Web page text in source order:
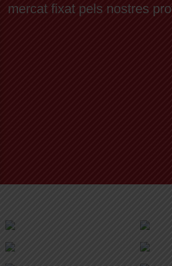
mercat fixat pels nostres